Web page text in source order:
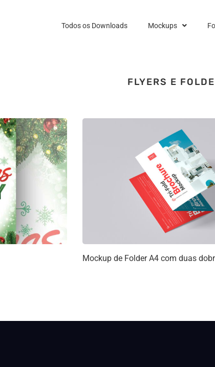
Todos os Downloads Mockups
FLYERS E
Mockup de Folder A4 com duas